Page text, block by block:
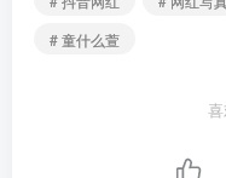
# 童什么萱